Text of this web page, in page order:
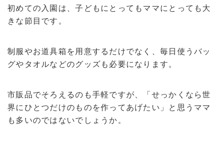
初めての入園は、子どもにとってもママにとっても大
きな節目です。
制服やお道具箱を用意するだけでなく、毎日使うバッ
グやタオルなどのグッズも必要になります。
市販品でそろえるのも手軽ですが、「せっかくなら世
界にひとつだけのものを作ってあげたい」と思うママ
も多いのではないでしょうか。